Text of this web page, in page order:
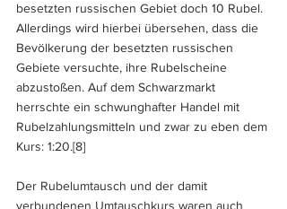
besetzten russischen Gebiet doch 10 Rubel.
Allerdings wird hierbei übersehen, dass die
Bevölkerung der besetzten russischen
Gebiete versuchte, ihre Rubelscheine
abzustoßen. Auf dem Schwarzmarkt
herrschte ein schwunghafter Handel mit
Rubelzahlungsmitteln und zwar zu eben dem
Kurs: 1:20.[8]
Der Rubelumtausch und der damit
verbundenen Umtauschkurs waren auch